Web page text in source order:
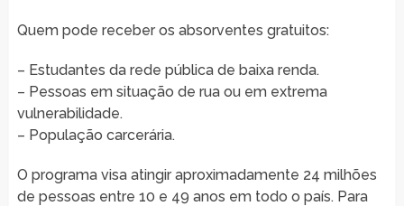
Quem pode receber os absorventes gratuitos:
– Estudantes da rede pública de baixa renda.
– Pessoas em situação de rua ou em extrema
vulnerabilidade.
– População carcerária.
O programa visa atingir aproximadamente 24 milhões
de pessoas entre 10 e 49 anos em todo o país. Para